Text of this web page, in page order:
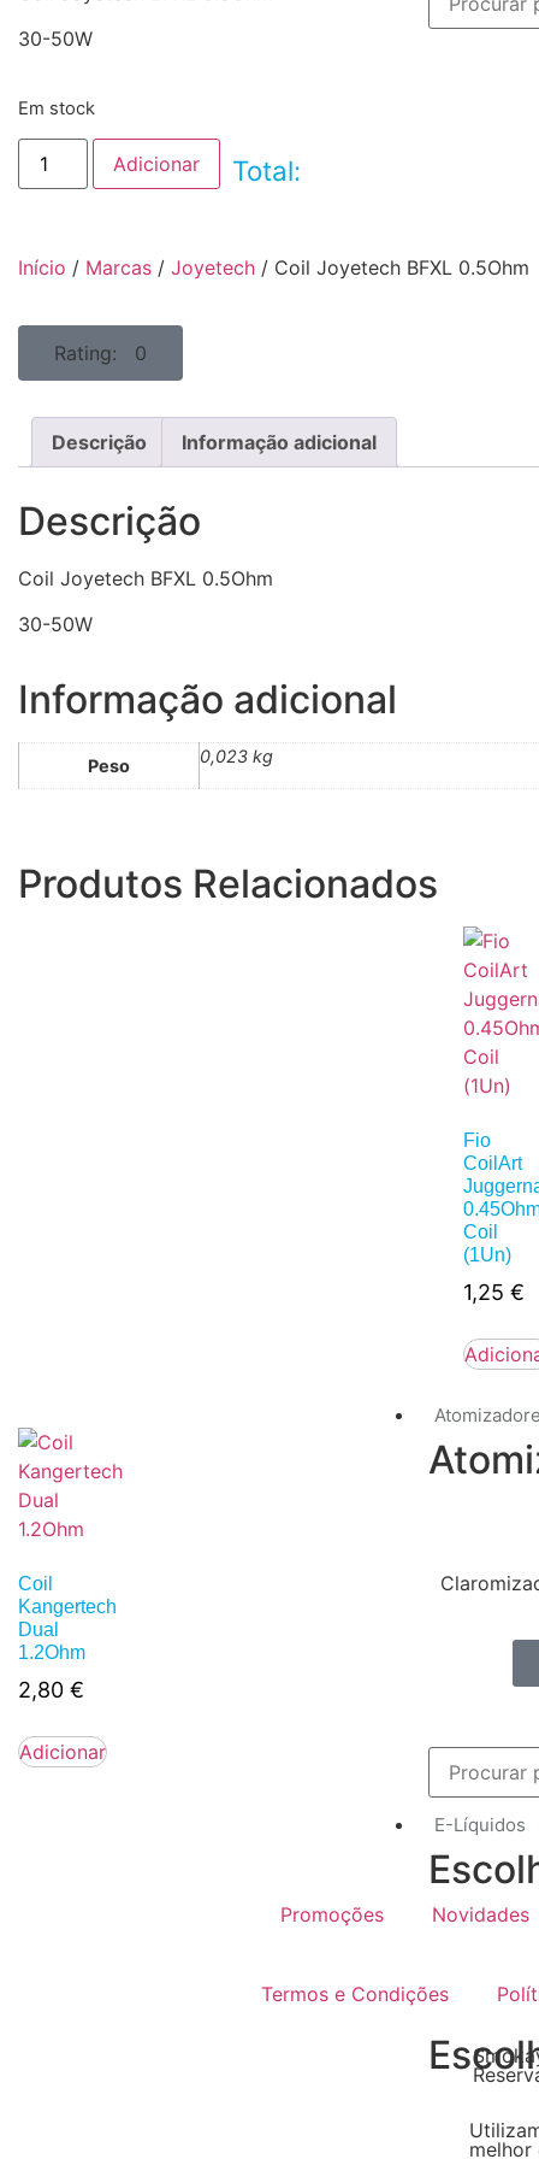
E-Líquidos
30-50W
Em stock
Adicionar Total:
Início / Marcas / Joyetech / Coil Joyetech BFXL 0.5Ohm
Rating: 0
Descrição Informação adicional
Descrição
Coil Joyetech BFXL 0.5Ohm
30-50W
Informação adicional
Peso 0,023 kg
Produtos Relacionados
Fio
CoilArt
Coil
(1Un)
1,25 €
Coil
Kangertech
Dual
1.2Ohm
2,80 €
Adicionar
Promoções Novidades
Termos e Condições
melhor